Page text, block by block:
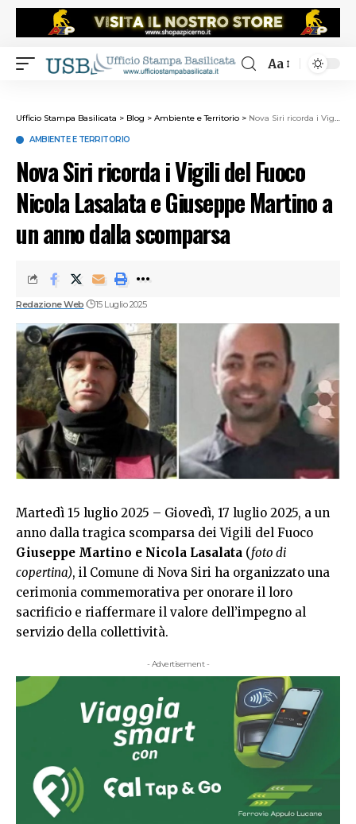
Aa
Ufficio Stampa Basilicata > Blog > Ambiente e Territorio > Nova Siri ricorda i Vigili del Fuoco Nicola Lasalata e Giuseppe Martino a un anno dalla scomparsa
AMBIENTE E TERRITORIO
Nova Siri ricorda i Vigili del Fuoco
Nicola Lasalata e Giuseppe Martino a
un anno dalla scomparsa
Redazione Web 15 Luglio 2025
Martedì 15 luglio 2025 – Giovedì, 17 luglio 2025, a un
anno dalla tragica scomparsa dei Vigili del Fuoco
Giuseppe Martino e Nicola Lasalata (foto di
copertina), il Comune di Nova Siri ha organizzato una
cerimonia commemorativa per onorare il loro
sacrificio e riaffermare il valore dell’impegno al
servizio della collettività.
- Advertisement -